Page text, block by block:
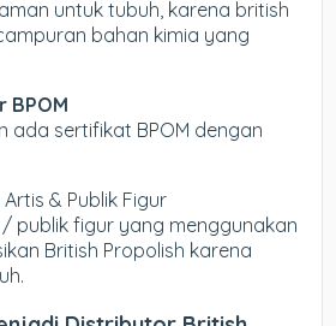
untuk tubuh, karena british
bahan kimia yang
BPOM
ada sertifikat BPOM dengan
Artis & Publik Figur
publik figur yang menggunakan
British Propolish karena